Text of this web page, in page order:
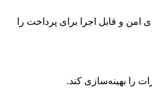
و قابل اجرا برای پرداخت را
را بهینه‌سازی کند.